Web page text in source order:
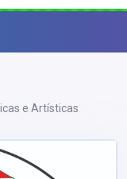
e Artísticas